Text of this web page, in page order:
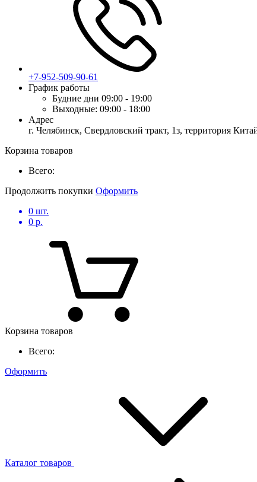
+7-952-509-90-61
График работы
Будние дни 09:00 - 19:00
Выходные: 09:00 - 18:00
Адрес
г. Челябинск, Свердловский тракт, 1з, территория
Корзина товаров
Всего:
Продолжить покупки Оформить
0 шт.
0 р.
Корзина товаров
Всего:
Оформить
Каталог товаров